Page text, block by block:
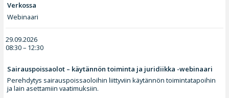
Verkossa
Webinaari
29.09.2026
08:30 – 12:30
Sairauspoissaolot – käytännön toiminta ja juridiikka -webinaari
Perehdytys sairauspoissaoloihin liittyviin käytännön toimintatapoihin
ja lain asettamiin vaatimuksiin.